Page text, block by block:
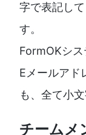
字で表記し
す。
FormOKシ
Eメールアド
も、全て小
チームメ